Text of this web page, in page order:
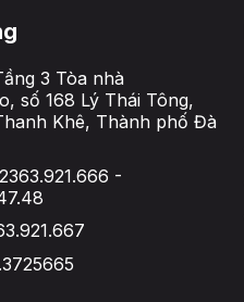
3 Tòa nhà
số 168 Lý Thái Tông,
Khê, Thành phố Đà
-